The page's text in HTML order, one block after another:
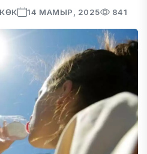
14 МАМЫР, 2025 841